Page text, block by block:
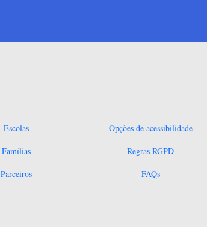
Escolas
Famílias
Parceiros
Opções de acessibilidade
Regras RGPD
FAQs